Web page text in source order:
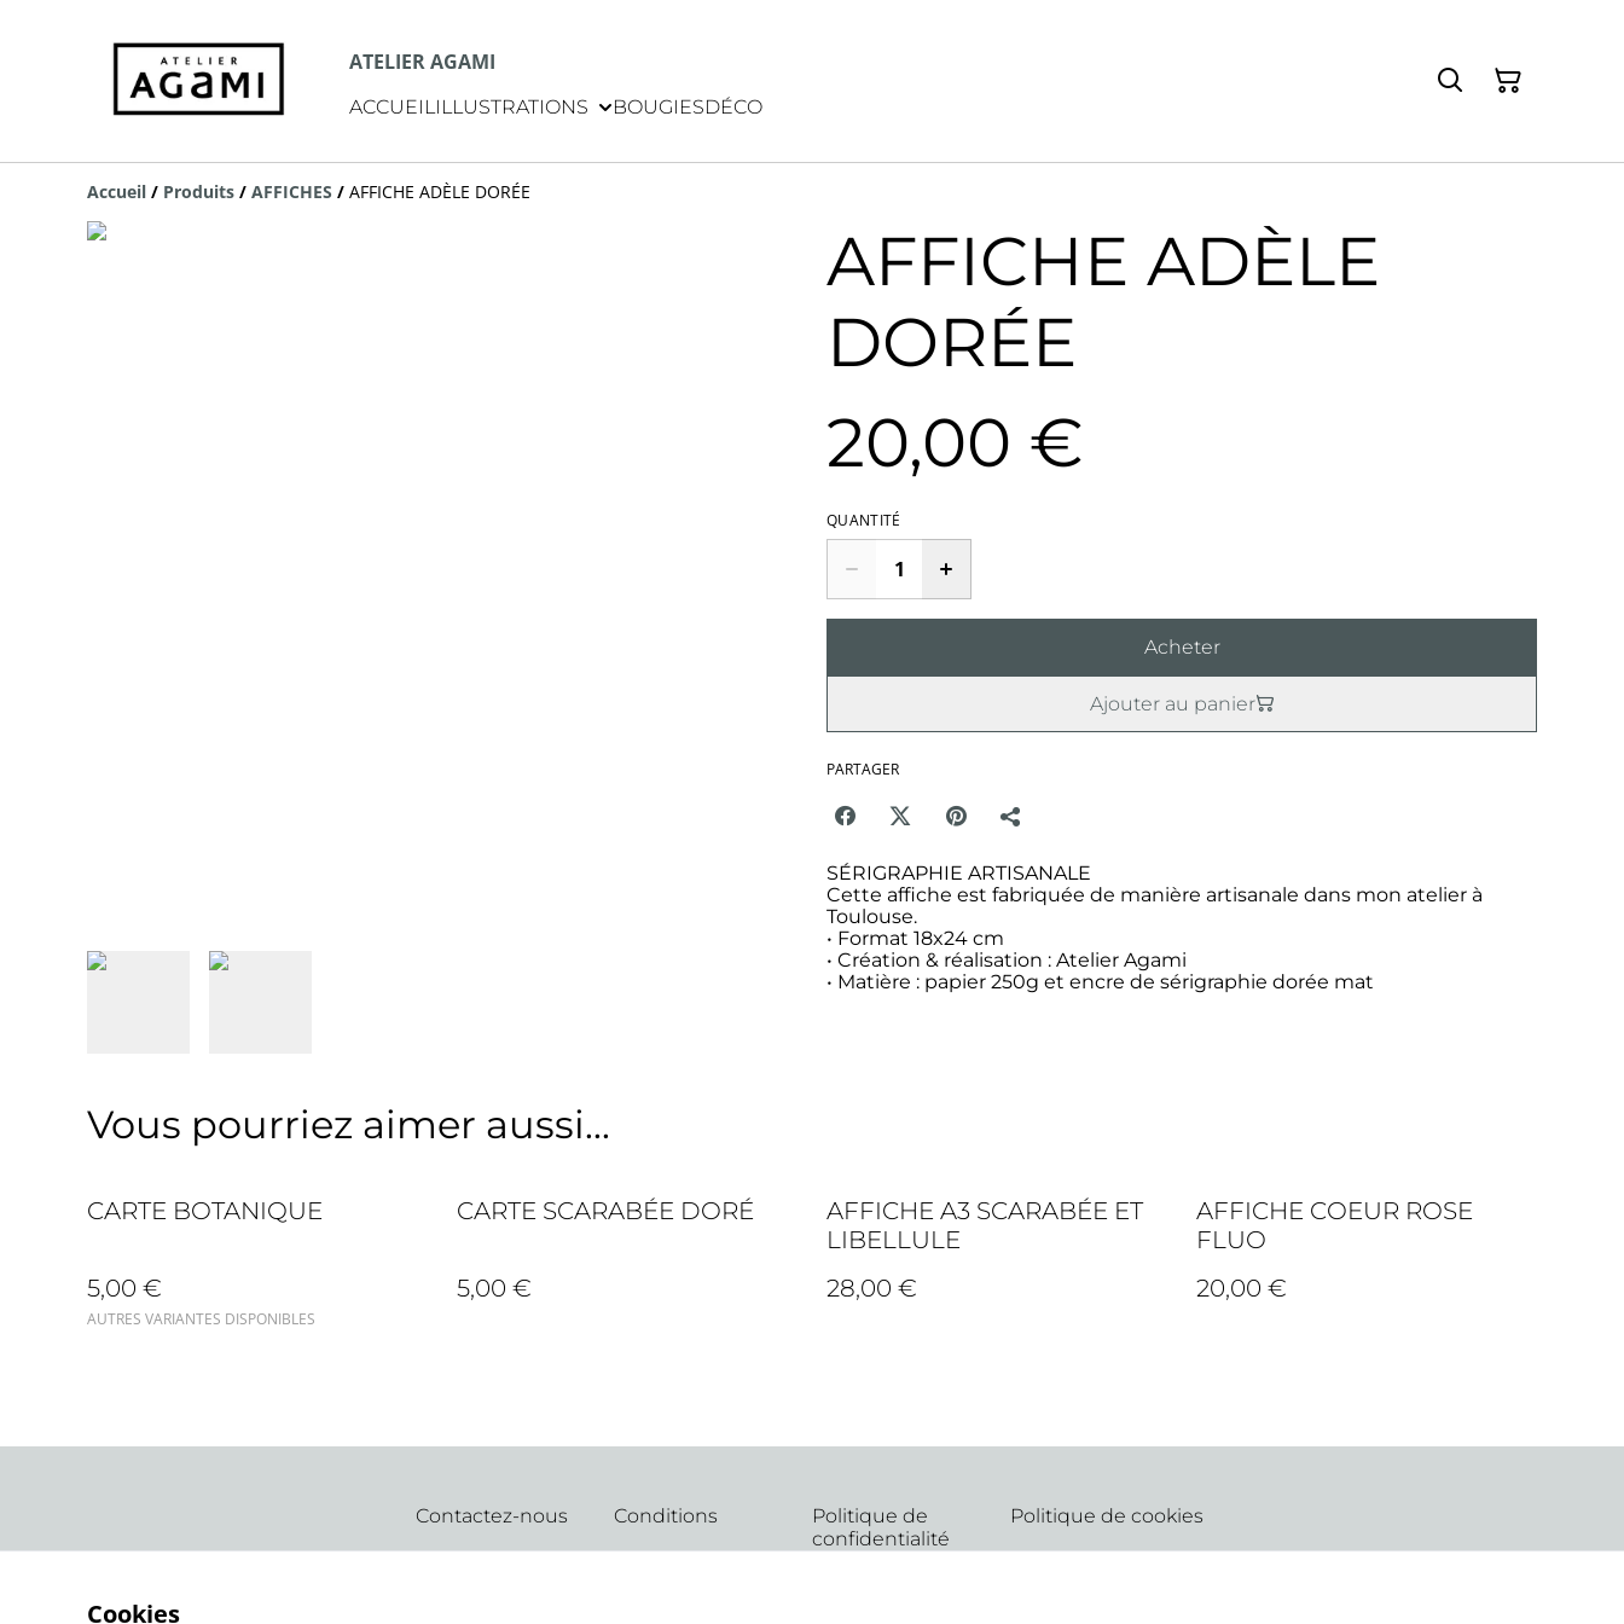
ATELIER AGAMI
ACCUEILILLUSTRATIONS BOUGIESDÉCO
Accueil / Produits / AFFICHES / AFFICHE ADÈLE DORÉE
AFFICHE ADÈLE
DORÉE
20,00 €
QUANTITÉ
Acheter
Ajouter au panier
PARTAGER
SÉRIGRAPHIE ARTISANALE
Cette affiche est fabriquée de manière artisanale dans mon atelier à
Toulouse.
• Format 18x24 cm
• Création & réalisation : Atelier Agami
• Matière : papier 250g et encre de sérigraphie dorée mat
Vous pourriez aimer aussi...
CARTE BOTANIQUE
5,00 €
AUTRES VARIANTES DISPONIBLES
CARTE SCARABÉE DORÉ
5,00 €
AFFICHE A3 SCARABÉE ET
LIBELLULE
28,00 €
AFFICHE COEUR ROSE
FLUO
20,00 €
Contactez-nous Conditions
Politique de
confidentialité
Politique de cookies
Cookies